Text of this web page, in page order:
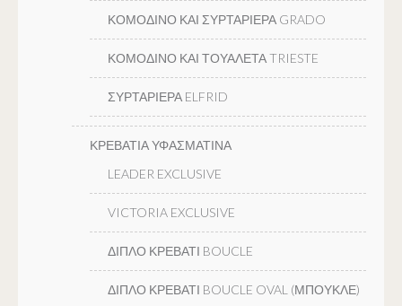
ΚΟΜΟΔΙΝΟ ΚΑΙ ΣΥΡΤΑΡΙΕΡΑ GRADO
ΚΟΜΟΔΙΝΟ ΚΑΙ ΤΟΥΑΛΕΤΑ TRIESTE
ΣΥΡΤΑΡΙΕΡΑ ELFRID
ΚΡΕΒΑΤΙΑ ΥΦΑΣΜΑΤΙΝΑ
LEADER EXCLUSIVE
VICTORIA EXCLUSIVE
ΔΙΠΛΟ ΚΡΕΒΑΤΙ BOUCLE
ΔΙΠΛΟ ΚΡΕΒΑΤΙ BOUCLE OVAL (ΜΠΟΥΚΛΕ)